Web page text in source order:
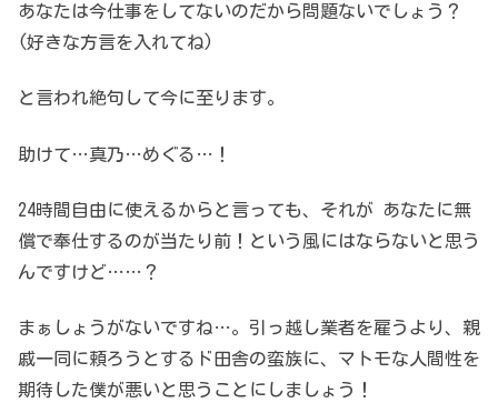
あなたは今仕事をしてないのだから問題ないでしょう？
(好きな方言を入れてね)
と言われ絶句して今に至ります。
助けて…真乃…めぐる…！
24時間自由に使えるからと言っても、それが あなたに無
償で奉仕するのが当たり前！という風にはならないと思う
んですけど……？
まぁしょうがないですね…。引っ越し業者を雇うより、親
戚一同に頼ろうとするド田舎の蛮族に、マトモな人間性を
期待した僕が悪いと思うことにしましょう！